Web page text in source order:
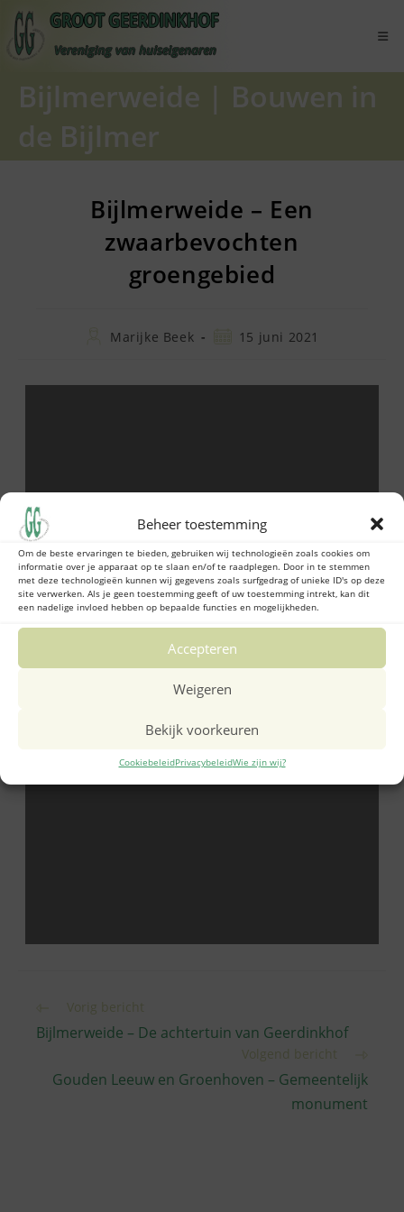
Beheer toestemming
Om de beste ervaringen te bieden, gebruiken wij technologieën zoals cookies om
informatie over je apparaat op te slaan en/of te raadplegen. Door in te stemmen
met deze technologieën kunnen wij gegevens zoals surfgedrag of unieke ID's op deze
site verwerken. Als je geen toestemming geeft of uw toestemming intrekt, kan dit
een nadelige invloed hebben op bepaalde functies en mogelijkheden.
Accepteren
Weigeren
Bekijk voorkeuren
CookiebeleidPrivacybeleidWie zijn wij?
naar
inhoud
Bijlmerweide | Bouwen in
de Bijlmer
Bijlmerweide – Een
zwaarbevochten
groengebied
BerichtMarijke Beek
Bericht15 juni 2021
meer
artikelen
Vorig bericht
Bijlmerweide – De achtertuin van Geerdinkhof
Volgend bericht
Gouden Leeuw en Groenhoven – Gemeentelijk
monument